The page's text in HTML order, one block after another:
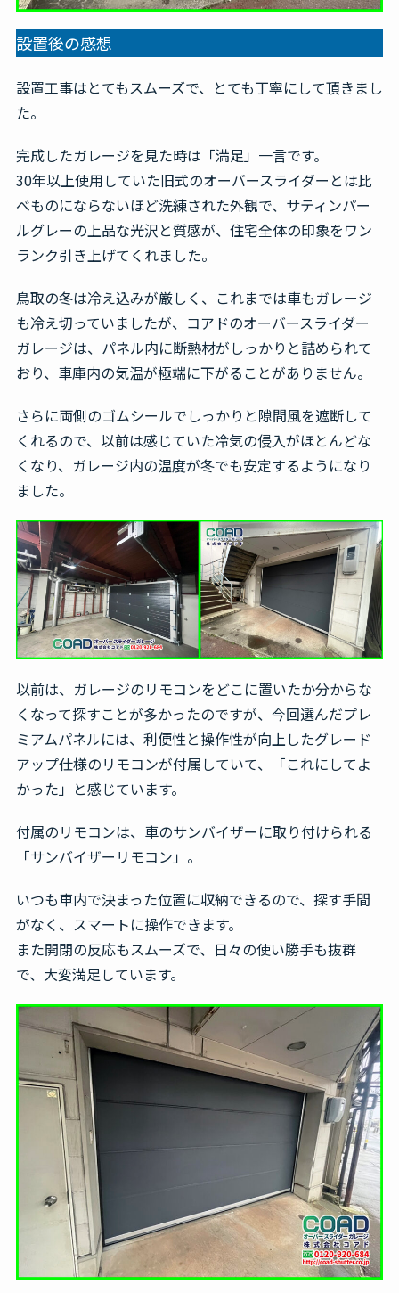
設置後の感想
設置工事はとてもスムーズで、とても丁寧にして頂きまし
た。
完成したガレージを見た時は「満足」一言です。
30年以上使用していた旧式のオーバースライダーとは比
べものにならないほど洗練された外観で、サティンパー
ルグレーの上品な光沢と質感が、住宅全体の印象をワン
ランク引き上げてくれました。
鳥取の冬は冷え込みが厳しく、これまでは車もガレージ
も冷え切っていましたが、コアドのオーバースライダー
ガレージは、パネル内に断熱材がしっかりと詰められて
おり、車庫内の気温が極端に下がることがありません。
さらに両側のゴムシールでしっかりと隙間風を遮断して
くれるので、以前は感じていた冷気の侵入がほとんどな
くなり、ガレージ内の温度が冬でも安定するようになり
ました。
以前は、ガレージのリモコンをどこに置いたか分からな
くなって探すことが多かったのですが、今回選んだプレ
ミアムパネルには、利便性と操作性が向上したグレード
アップ仕様のリモコンが付属していて、「これにしてよ
かった」と感じています。
付属のリモコンは、車のサンバイザーに取り付けられる
「サンバイザーリモコン」。
いつも車内で決まった位置に収納できるので、探す手間
がなく、スマートに操作できます。
また開閉の反応もスムーズで、日々の使い勝手も抜群
で、大変満足しています。